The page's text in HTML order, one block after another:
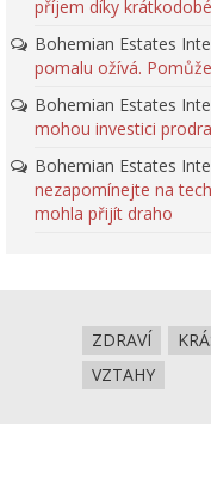
příjem díky
Bohemian Estates
pomalu ožívá.
Bohemian Estates
mohou investici
Bohemian Estates
nezapomínejte na
mohla přijít draho
ZDRAVÍ
VZTAHY